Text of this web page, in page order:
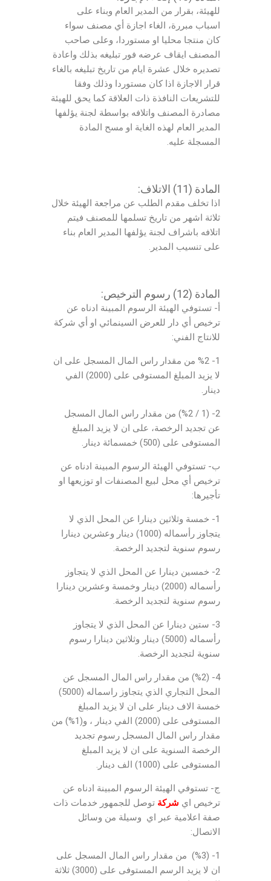
للهيئة، بقرار من المدير العام وبناء على
اسباب مبررة، الغاء اجازة أي مصنف سواء
كان منتجا محليا او مستوردا، وعلى صاحب
المصنف ايقاف عرضه فور تبليغه بذلك واعادة
تصديره خلال عشرة ايام من تاريخ تبليغه بالغاء
قرار الاجازة اذا كان مستوردا وذلك وفقا
للتشريعات النافذة ذات العلاقة كما يحق للهيئة
مصادرة المصنف واتلافه بواسطة لجنة يؤلفها
المدير العام لهذه الغاية او مسح المادة
المسجلة عليه.
المادة (11) الاتلاف:
اذا تخلف مقدم الطلب عن مراجعة الهيئة خلال
ثلاثة اشهر من تاريخ تسلمها للمصنف فيتم
اتلافه باشراف لجنة يؤلفها المدير العام بناء
على تنسيب المدير.
المادة (12) رسوم الترخيص:
أ- تستوفي الهيئة الرسوم المبينة ادناه عن
ترخيص أي دار للعرض السينمائي او أي شركة
للانتاج الفني:
1- %2 من مقدار راس المال المسجل على ان
لا يزيد المبلغ المستوفى على (2000) الفي
دينار.
2- (1 / %2) من مقدار راس المال المسجل
عن تجديد الرخصة، على ان لا يزيد المبلغ
المستوفى على (500) خمسمائة دينار.
ب- تستوفي الهيئة الرسوم المبينة ادناه عن
ترخيص أي محل لبيع المصنفات او توزيعها او
تأجيرها:
1- خمسة وثلاثين دينارا عن المحل الذي لا
يتجاوز رأسماله (1000) دينار وعشرين دينارا
رسوم سنوية لتجديد الرخصة.
2- خمسين دينارا عن المحل الذي لا يتجاوز
رأسماله (2000) دينار وخمسة وعشرين دينارا
رسوم سنوية لتجديد الرخصة.
3- ستين دينارا عن المحل الذي لا يتجاوز
رأسماله (5000) دينار وثلاثين دينارا رسوم
سنوية لتجديد الرخصة.
4- (%2) من مقدار راس المال المسجل عن
المحل التجاري الذي يتجاوز راسماله (5000)
خمسة الاف دينار على ان لا يزيد المبلغ
المستوفى على (2000) الفي دينار ، و(1%) من
مقدار راس المال المسجل رسوم تجديد
الرخصة السنوية على ان لا يزيد المبلغ
المستوفى على (1000) الف دينار.
ج- تستوفي الهيئة الرسوم المبينة ادناه عن
ترخيص اي شركة توصل للجمهور خدمات ذات
صفة اعلامية عبر اي وسيلة من وسائل
الاتصال:
1- (%3) من مقدار راس المال المسجل على
ان لا يزيد الرسم المستوفى على (3000) ثلاثة